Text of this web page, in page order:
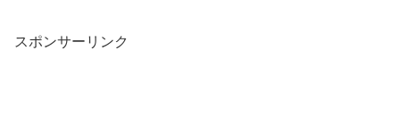
スポンサーリンク